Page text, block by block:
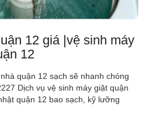
12 giá |vệ sinh máy
12
quận 12 sạch sẽ nhanh chóng
Dịch vụ vệ sinh máy giặt quận
quận 12 bao sạch, kỹ lưỡng